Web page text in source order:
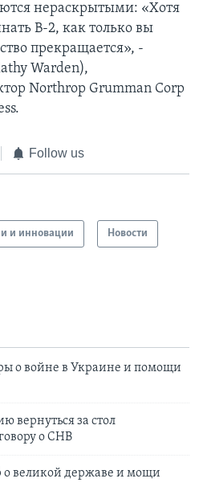
нераскрытыми: «Хотя
B-2, как только вы
прекращается», -
Warden),
Northrop Grumman Corp
Follow us
и инновации Новости
о войне в Украине и помощи
вернуться за стол
о СНВ
о великой державе и мощи